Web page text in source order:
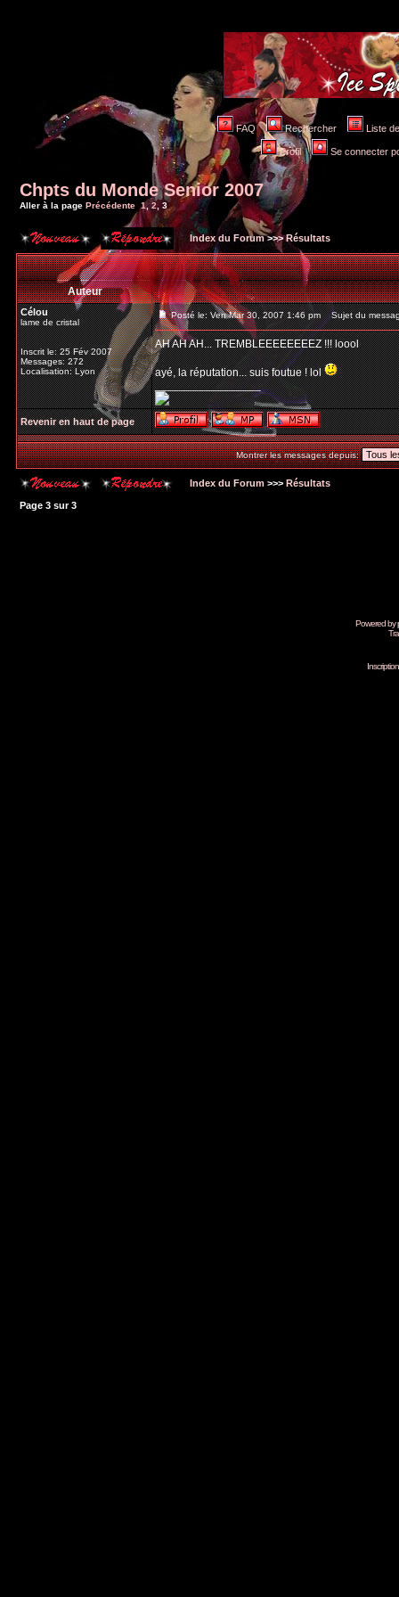
FAQ Rechercher Liste
Profil Se connecter
Chpts du Monde Senior 2007
Aller à la page Précédente 1,2 3
Index du Forum>>>Résultats
Auteur
Célou
lame de cristal
Inscrit le: 25 Fév 2007
Messages: 272
Localisation: Lyon
Posté le: Ven Mar 30, 2007 1:46 pm Sujet du
AH AH AH... TREMBLEEEEEEEEZ !!! loool
ayé, la réputation... suis foutue ! lol
_________________
Revenir en haut de page
Montrer les messages depuis:
Index du Forum >>> Résultats
Page 3 sur3
Powered by